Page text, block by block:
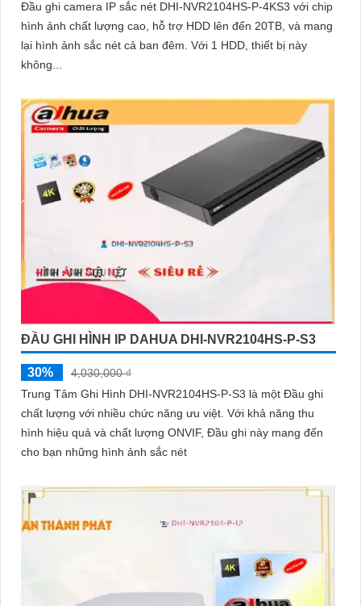
Đầu ghi camera IP sắc nét DHI-NVR2104HS-P-4KS3 với chip
hình ảnh chất lượng cao, hỗ trợ HDD lên đến 20TB, và mang
lại hình ảnh sắc nét cả ban đêm. Với 1 HDD, thiết bị này
không...
ĐẦU GHI HÌNH IP DAHUA DHI-NVR2104HS-P-S3
30%
4,030,000 ₫
Trung Tâm Ghi Hình DHI-NVR2104HS-P-S3 là một Đầu ghi
chất lượng với nhiều chức năng ưu việt. Với khả năng thu
hình hiệu quả và chất lượng ONVIF, Đầu ghi này mang đến
cho bạn những hình ảnh sắc nét